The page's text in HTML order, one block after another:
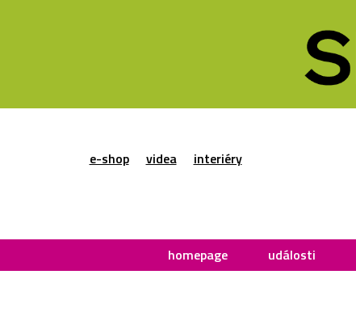
e-shop videa interiéry
homepage události